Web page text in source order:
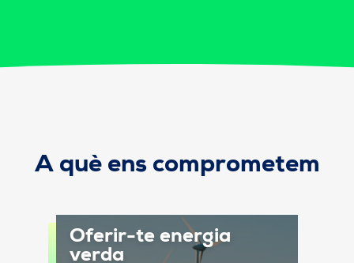
A què ens comprometem
Oferir-te energia
verda